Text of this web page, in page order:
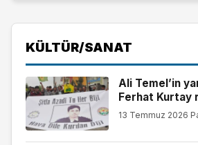
KÜLTÜR/SANAT
Ali Temel’in
Ferhat Kurtay
13 Temmuz 2026